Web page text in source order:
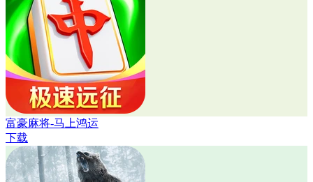
富豪麻将-马上鸿运
下载